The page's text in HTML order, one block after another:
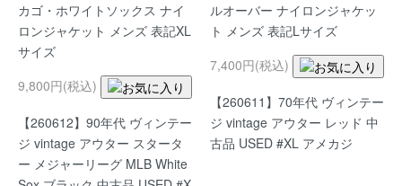
カゴ・ホワイトソックス ナイ
ロンジャケット メンズ 表記XL
サイズ
9,800円(税込)
【260612】90年代 ヴィンテー
ジ vintage アウター スタータ
ー メジャーリーグ MLB White
ルオーバー ナイロンジャケッ
ト メンズ 表記Lサイズ
7,400円(税込)
【260611】70年代 ヴィンテー
ジ vintage アウター レッド 中
古品 USED #XL アメカジ